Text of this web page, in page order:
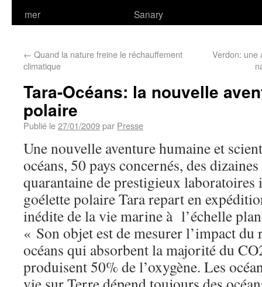
mer
Sanary
← Quand la nature freine le réchauffement
climatique
Verdon: une
Tara-Océans: la nouvelle
polaire
Publié le27/01/2009par Presse
Une nouvelle aventure humaine et
océans, 50 pays concernés, des
quarantaine de prestigieux
goélette polaire Tara repart en
inédite de la vie marine à l’échelle
« Son objet est de mesurer l’impact du
océans qui absorbent la majorité du
produisent 50% de l’oxygène. Les